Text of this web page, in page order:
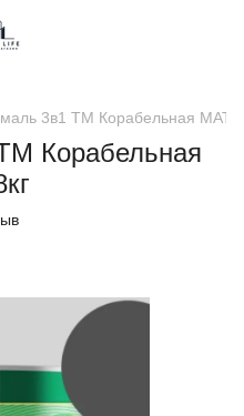
3в1 ТМ Корабельная
Корабельная